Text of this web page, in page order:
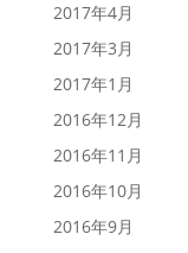
2017年4月
2017年3月
2017年1月
2016年12月
2016年11月
2016年10月
2016年9月